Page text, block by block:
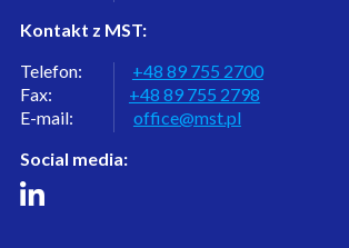
Kontakt z MST:
Telefon: +48 89 755 2700
Fax: +48 89 755 2798
E-mail: office@mst.pl
Social media: